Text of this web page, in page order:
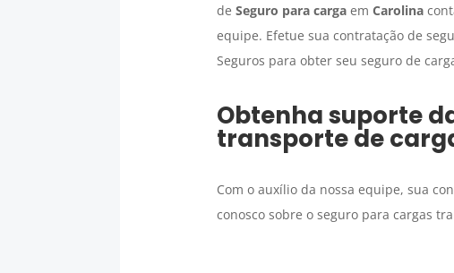
de Seguro para cargaem Carolina
equipe. Efetue sua contratação de
Seguros para obter seu seguro de
Obtenha suporte
transporte de
Com o auxílio da nossa equipe, sua
conosco sobre o seguro para cargas